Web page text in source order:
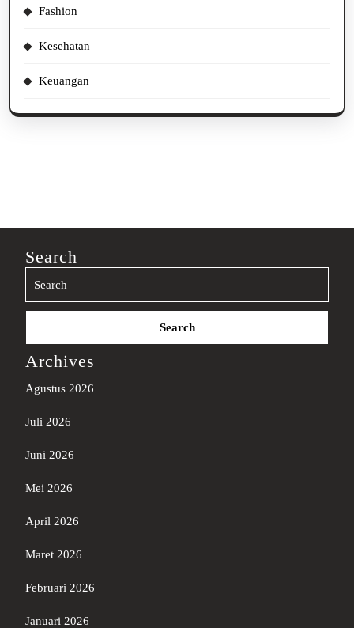
Fashion
Kesehatan
Keuangan
Search
Search
Archives
Agustus 2026
Juli 2026
Juni 2026
Mei 2026
April 2026
Maret 2026
Februari 2026
Januari 2026